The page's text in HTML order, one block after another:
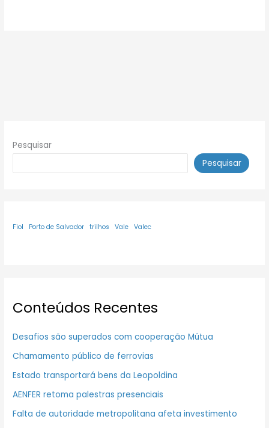
Pesquisar
Pesquisar
Fiol Porto de Salvador trilhos Vale Valec
Conteúdos Recentes
Desafios são superados com cooperação Mútua
Chamamento público de ferrovias
Estado transportará bens da Leopoldina
AENFER retoma palestras presenciais
Falta de autoridade metropolitana afeta investimento